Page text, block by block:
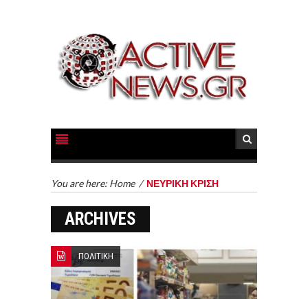
You are here: Home / ΝΕΥΡΙΚΗ ΚΡΙΣΗ
ARCHIVES
ΠΟΛΙΤΙΚΗ